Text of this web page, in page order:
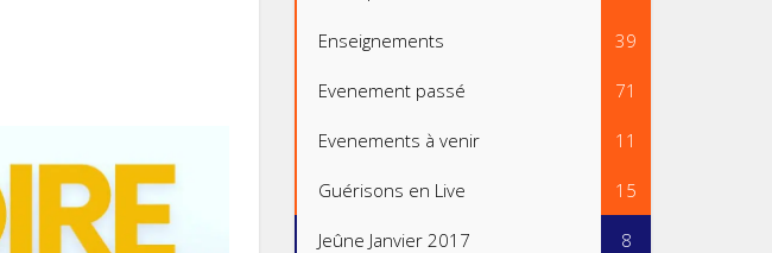
Enseignements 39
Evenement passé 71
Evenements à venir 11
Guérisons en Live 15
Jeûne Janvier 2017 8